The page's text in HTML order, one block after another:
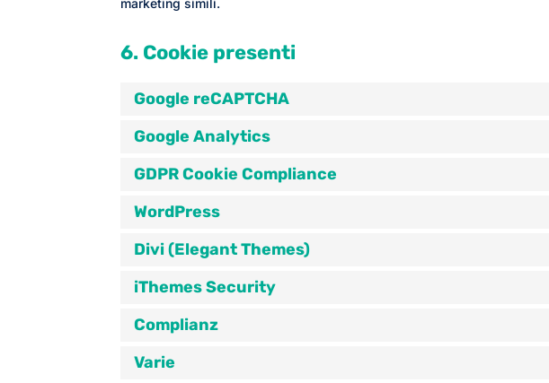
marketing simili.
6. Cookie presenti
Google reCAPTCHA
Google Analytics
GDPR Cookie Compliance
WordPress
Divi (Elegant Themes)
iThemes Security
Complianz
Varie